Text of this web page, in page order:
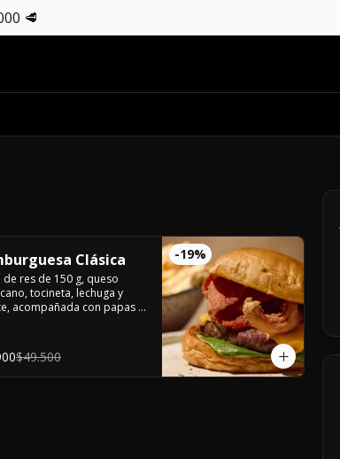
🥩
-19%
Clásica
de res de 150 g, queso
tocineta, lechuga y
acompañada con papas a
$49.500